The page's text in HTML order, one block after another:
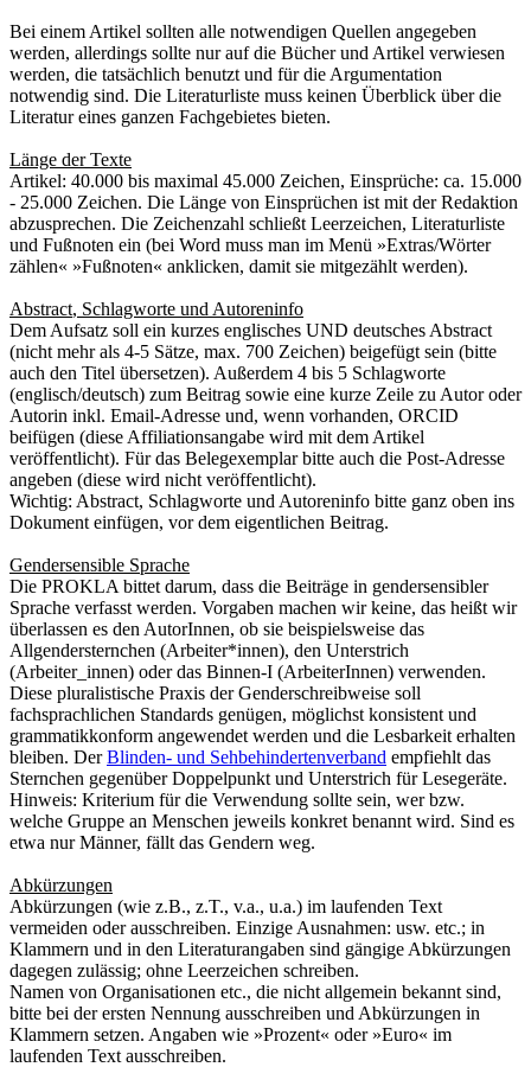
Bei einem Artikel sollten alle notwendigen Quellen angegeben
werden, allerdings sollte nur auf die Bücher und Artikel verwiesen
werden, die tatsächlich benutzt und für die Argumentation
notwendig sind. Die Literaturliste muss keinen Überblick über die
Literatur eines ganzen Fachgebietes bieten.
Länge der Texte
Artikel: 40.000 bis maximal 45.000 Zeichen, Einsprüche: ca. 15.000
- 25.000 Zeichen. Die Länge von Einsprüchen ist mit der Redaktion
abzusprechen. Die Zeichenzahl schließt Leerzeichen, Literaturliste
und Fußnoten ein (bei Word muss man im Menü »Extras/Wörter
zählen« »Fußnoten« anklicken, damit sie mitgezählt werden).
Abstract, Schlagworte und Autoreninfo
Dem Aufsatz soll ein kurzes englisches UND deutsches Abstract
(nicht mehr als 4-5 Sätze, max. 700 Zeichen) beigefügt sein (bitte
auch den Titel übersetzen). Außerdem 4 bis 5 Schlagworte
(englisch/deutsch) zum Beitrag sowie eine kurze Zeile zu Autor oder
Autorin inkl. Email-Adresse und, wenn vorhanden, ORCID
beifügen (diese Affiliationsangabe wird mit dem Artikel
veröffentlicht). Für das Belegexemplar bitte auch die Post-Adresse
angeben (diese wird nicht veröffentlicht).
Wichtig: Abstract, Schlagworte und Autoreninfo bitte ganz oben ins
Dokument einfügen, vor dem eigentlichen Beitrag.
Gendersensible Sprache
Die PROKLA bittet darum, dass die Beiträge in gendersensibler
Sprache verfasst werden. Vorgaben machen wir keine, das heißt wir
überlassen es den AutorInnen, ob sie beispielsweise das
Allgendersternchen (Arbeiter*innen), den Unterstrich
(Arbeiter_innen) oder das Binnen-I (ArbeiterInnen) verwenden.
Diese pluralistische Praxis der Genderschreibweise soll
fachsprachlichen Standards genügen, möglichst konsistent und
grammatikkonform angewendet werden und die Lesbarkeit erhalten
bleiben. DerBlinden- und Sehbehindertenverband empfiehlt das
Sternchen gegenüber Doppelpunkt und Unterstrich für Lesegeräte.
Hinweis: Kriterium für die Verwendung sollte sein, wer bzw.
welche Gruppe an Menschen jeweils konkret benannt wird. Sind es
etwa nur Männer, fällt das Gendern weg.
Abkürzungen
Abkürzungen (wie z.B., z.T., v.a., u.a.) im laufenden Text
vermeiden oder ausschreiben. Einzige Ausnahmen: usw. etc.; in
Klammern und in den Literaturangaben sind gängige Abkürzungen
dagegen zulässig; ohne Leerzeichen schreiben.
Namen von Organisationen etc., die nicht allgemein bekannt sind,
bitte bei der ersten Nennung ausschreiben und Abkürzungen in
Klammern setzen. Angaben wie »Prozent« oder »Euro« im
laufenden Text ausschreiben.